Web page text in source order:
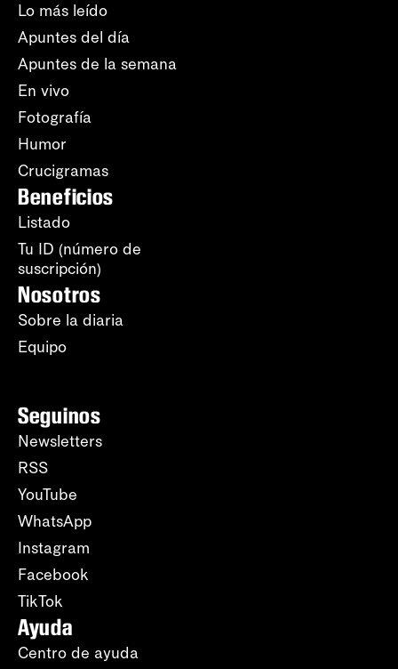
Lo más leído
Apuntes del día
Apuntes de la semana
En vivo
Fotografía
Humor
Crucigramas
Beneficios
Listado
Tu ID (número de
suscripción)
Nosotros
Sobre la diaria
Equipo
Seguinos
Newsletters
RSS
YouTube
WhatsApp
Instagram
Facebook
TikTok
Ayuda
Centro de ayuda